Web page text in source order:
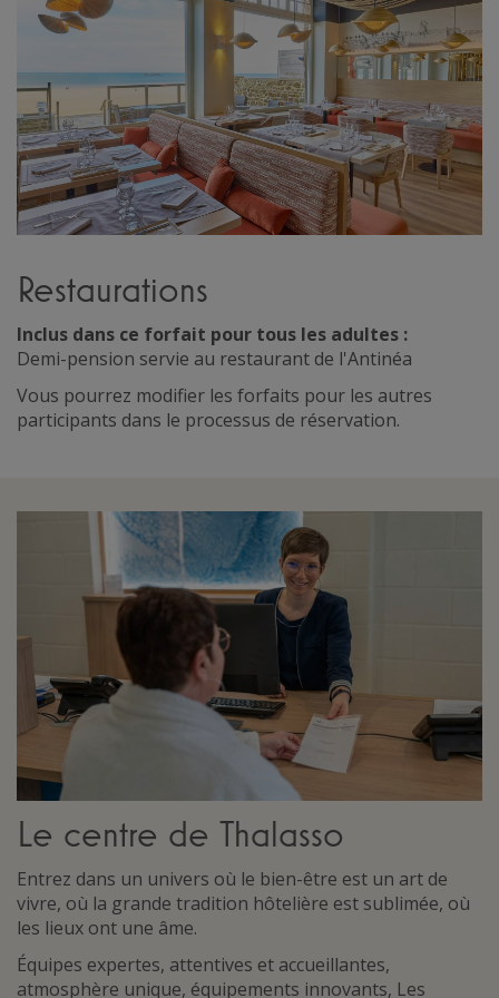
Restaurations
Inclus dans ce forfait pour tous les adultes :
Demi-pension servie au restaurant de l'Antinéa
Vous pourrez modifier les forfaits pour les autres
participants dans le processus de réservation.
Le centre de Thalasso
Entrez dans un univers où le bien-être est un art de
vivre, où la grande tradition hôtelière est sublimée, où
les lieux ont une âme.
Équipes expertes, attentives et accueillantes,
atmosphère unique, équipements innovants, Les